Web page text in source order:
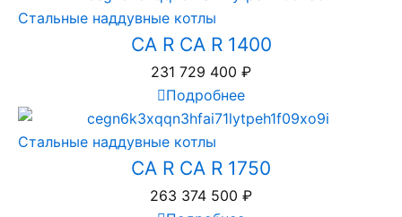
Стальные наддувные котлы
CA R CA R 1400
231 729 400 ₽
Подробнее
Стальные наддувные котлы
CA R CA R 1750
263 374 500 ₽